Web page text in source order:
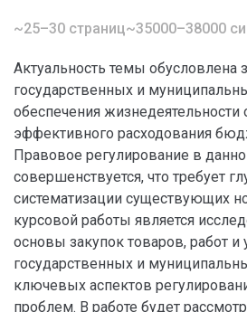
~25–30 страниц~35000–38000
Актуальность темы обусловлена
государственных и
обеспечения жизнедеятельности
эффективного расходования
Правовое регулирование в
совершенствуется, что требует
систематизации существующих
курсовой работы является
основы закупок товаров, работ и
государственных и
ключевых аспектов
проблем. В работе будет